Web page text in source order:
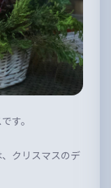
す。
クリスマスのデ